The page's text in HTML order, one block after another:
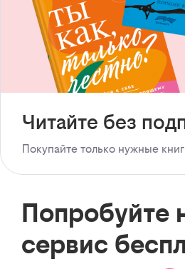
Читайте без
Покупайте только нужные
Попробуйте
сервис